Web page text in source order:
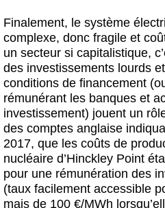
Finalement, le système
complexe, donc fragile et
un secteur si capitalistique,
des investissements lourds
conditions de financement
rémunérant les banques et
investissement) jouent un
des comptes anglaise
2017, que les coûts de
nucléaire d’Hinckley Point
pour une rémunération des
(taux facilement accessible
mais de 100 €/MWh